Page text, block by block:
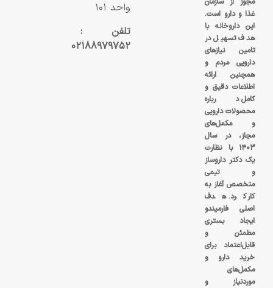
غذا و دارو است.
این داروخانه با
هدف تسهیل در
تامین نیازهای
دارویی مردم و
همچنین ارائه
اطلاعات دقیق و
کامل درباره
محصولات دارویی
و مکمل‌های
مجاز، در سال
۱۴۰۳ با نظارت
یک دکتر داروساز
و تیمی
متخصص آغاز به
کار کرد. هدف
اصلی فارمیندو
ایجاد بستری
مطمئن و
قابل‌اعتماد برای
خرید دارو و
مکمل‌های
موردنیاز و
واحد ۱۰۱
تلفن :
۰۲۱۸۸۹۷۹۷۵۲